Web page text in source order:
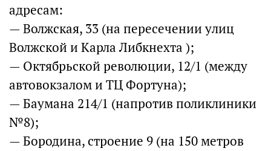
адресам:
— Волжская, 33 (на пересечении улиц
Волжской и Карла Либкнехта );
— Октябрьской революции, 12/1 (между
автовокзалом и ТЦ Фортуна);
— Баумана 214/1 (напротив поликлиники
№8);
— Бородина, строение 9 (на 150 метров